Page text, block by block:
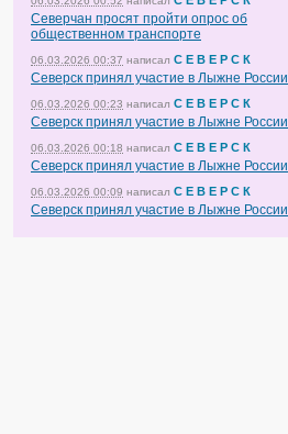
Северчан просят пройти опрос об
общественном транспорте
06.03.2026 00:37 написал С Е В Е Р С К
Северск принял участие в Лыжне России
06.03.2026 00:23 написал С Е В Е Р С К
Северск принял участие в Лыжне России
06.03.2026 00:18 написал С Е В Е Р С К
Северск принял участие в Лыжне России
06.03.2026 00:09 написал С Е В Е Р С К
Северск принял участие в Лыжне России